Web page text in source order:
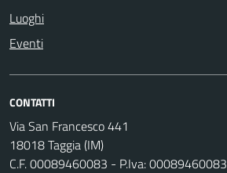
Luoghi
Eventi
CONTATTI
Via San Francesco 441
18018 Taggia (IM)
C.F. 00089460083 - P.Iva: 00089460083